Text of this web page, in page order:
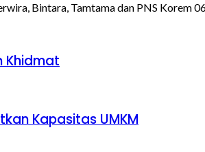
Bintara, Tamtama dan PNS Korem
Khidmat
Kapasitas UMKM